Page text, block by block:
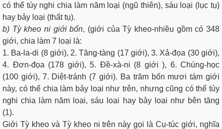
có thể tùy nghi chia làm năm loại (ngũ thiên), sáu loại (lục tụ)
hay bảy loại (thất tụ).
b) Tỳ kheo ni giới bổn, (giới của Tỳ kheo-nhiều gồm có 348
giới, chia làm 7 loại là:
1. Ba-la-di (8 giới), 2. Tăng-tàng (17 giới), 3. Xả-đọa (30 giới),
4. Ðơn-đọa (178 giới), 5. Ðề-xà-ni (8 giới ), 6. Chúng-học
(100 giới), 7. Diệt-tránh (7 giới). Ba trăm bốn mươi tám giới
này, có thể chia làm bảy loại như trên, nhưng cũng có thể tùy
nghi chia làm năm loại, sáu loại hay bảy loại như bên tăng
(1).
Giới Tỳ kheo và Tỳ kheo ni trên này gọi là Cụ-túc giới, nghĩa